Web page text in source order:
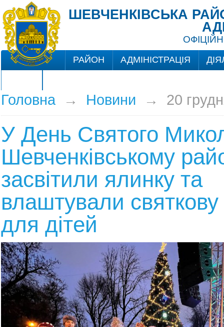
ШЕВЧЕНКІВСЬКА
РАЙОН АДМІНІСТРАЦІЯ
Головна→ Новини → 20
У День Святого
Шевченківському
засвітили ялинку та
влаштували
для дітей